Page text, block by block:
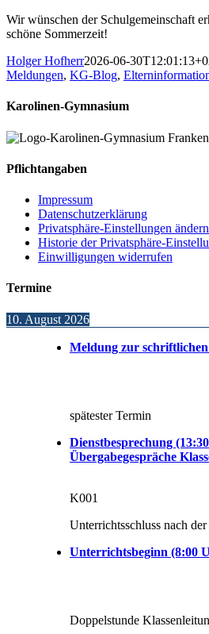
Wir wünschen der Schulgemeinschaft
schöne Sommerzeit!
Holger Hofherr2026-06-
Meldungen, KG-Blog,
Karolinen-Gymnasium
Pflichtangaben
Impressum
Datenschutzerklärung
Privatsphäre-Einstellungen ändern
Historie der Privatsphäre-
Einwilligungen widerrufen
Termine
10. August 2026
Meldung zur
spätester Termin
Dienstbesprechung
Übergabegespräche
K001
Unterrichtsschluss nach
Unterrichtsbeginn (8:00
Doppelstunde